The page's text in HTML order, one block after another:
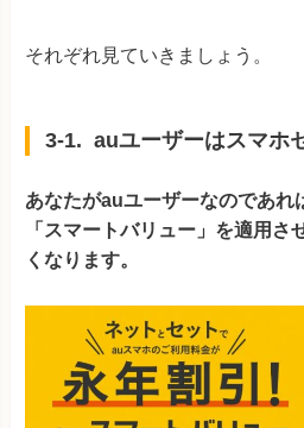
それぞれ見ていきましょう。
3-1. auユーザーはスマホ
あなたがauユーザーなのであれ
「スマートバリュー」を適用
くなります。